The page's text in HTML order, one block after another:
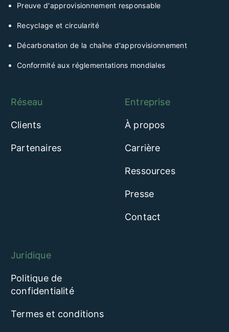
Preuve d'approvisionnement responsable
Recyclage et circularité
Décarbonation de la chaîne d'approvisionnement
Conformité aux réglementations mondiales
Réseau
Clients
Partenaires
Entreprise
À propos
Carrière
Ressources
Presse
Contact
Juridique
Politique de
confidentialité
Termes et conditions